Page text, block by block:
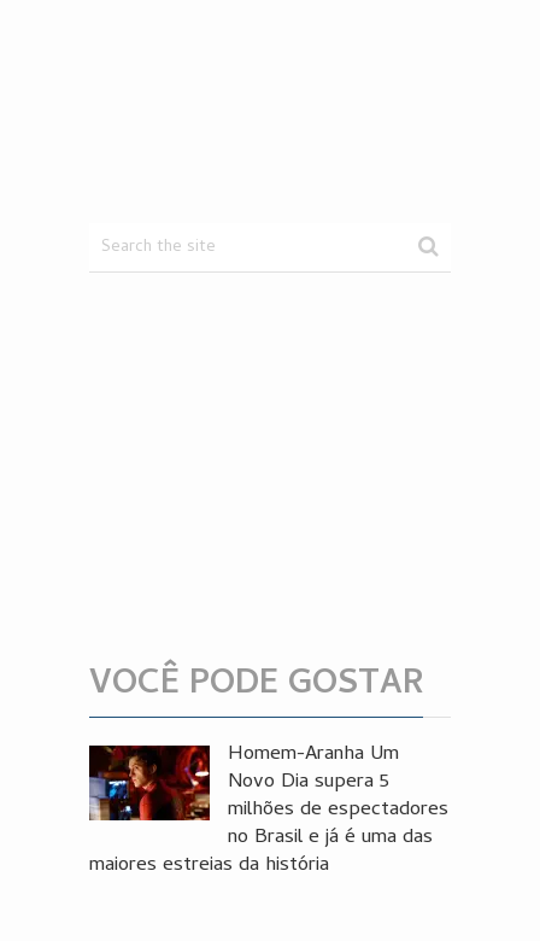
VOCÊ PODE GOSTAR
Homem-Aranha Um
Novo Dia supera 5
milhões de espectadores
no Brasil e já é uma das
maiores estreias da história